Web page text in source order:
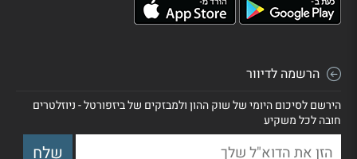
הרשמה לדיוור
הירשם לסיכום היומי של שוק ההון ולמבזקים של ביזפורטל - ניוזלטרים
חובה לכל משקיע